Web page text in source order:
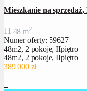
Mieszkanie na
11 48 m2
Numer oferty: 59627
48m2, 2 pokoje, IIpiętro
48m2, 2 pokoje, IIpiętro
389 000 zł
+